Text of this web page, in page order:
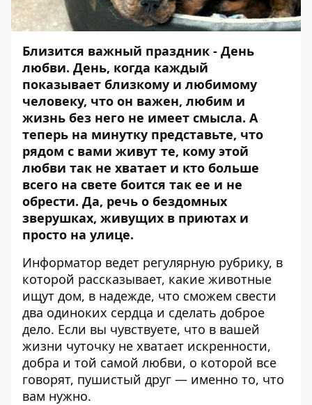
Близится важный праздник - День
любви. День, когда каждый
показывает близкому и любимому
человеку, что он важен, любим и
жизнь без него не имеет смысла. А
теперь на минутку представьте, что
рядом с вами живут те, кому этой
любви так не хватает и кто больше
всего на свете боится так ее и не
обрести. Да, речь о бездомных
зверушках, живущих в приютах и
просто на улице.
Информатор ведет регулярную рубрику, в
которой рассказывает, какие животные
ищут дом, в надежде, что сможем свести
два одиноких сердца и сделать доброе
дело. Если вы чувствуете, что в вашей
жизни чуточку не хватает искренности,
добра и той самой любви, о которой все
говорят, пушистый друг — именно то, что
вам нужно.